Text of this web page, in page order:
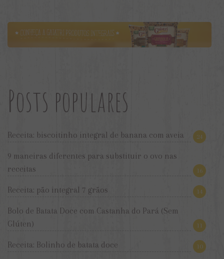
Posts populares
Receita: biscoitinho integral de banana com aveia 24
9 maneiras diferentes para substituir o ovo nas
receitas
16
Receita: pão integral 7 grãos 14
Bolo de Batata Doce com Castanha do Pará (Sem
Glúten)
11
Receita: Bolinho de batata doce 10